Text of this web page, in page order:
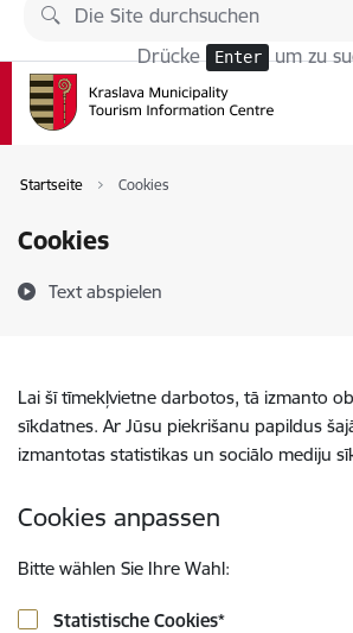
Zu Seiteninhalt springen
Drücke Enter um zu
Startseite Cookies
Cookies
Text abspielen
Lai šī tīmekļvietne darbotos, tā izmanto
sīkdatnes. Ar Jūsu piekrišanu papildus
izmantotas statistikas un sociālo mediju
Cookies anpassen
Bitte wählen Sie Ihre Wahl:
Statistische Cookies*